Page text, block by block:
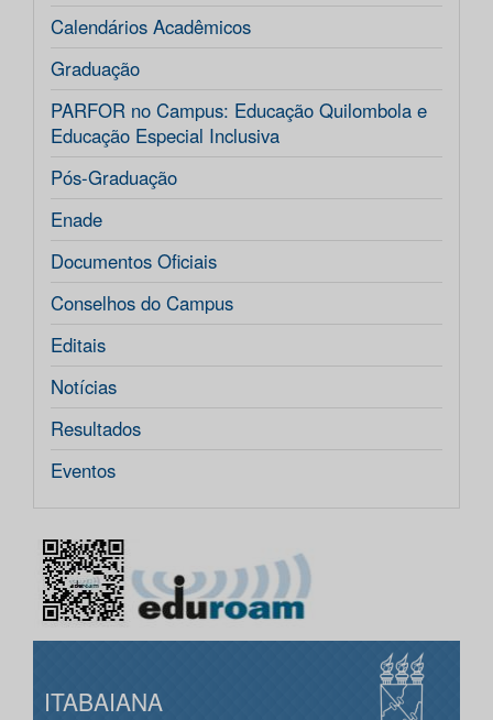
Calendários Acadêmicos
Graduação
PARFOR no Campus: Educação Quilombola e
Educação Especial Inclusiva
Pós-Graduação
Enade
Documentos Oficiais
Conselhos do Campus
Editais
Notícias
Resultados
Eventos
ITABAIANA